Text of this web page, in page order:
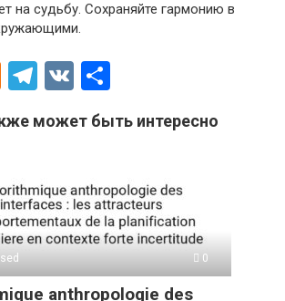
на судьбу. Сохраняйте гармонию в
O
n
kl
a
ss
ni
T
e
a
m
V
п
а
в
и
ть
может быть интересно
0
anthropologie des